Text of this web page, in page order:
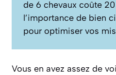
de 6 chevaux coûte
l’importance de bien
pour optimiser vos
Vous en avez assez de